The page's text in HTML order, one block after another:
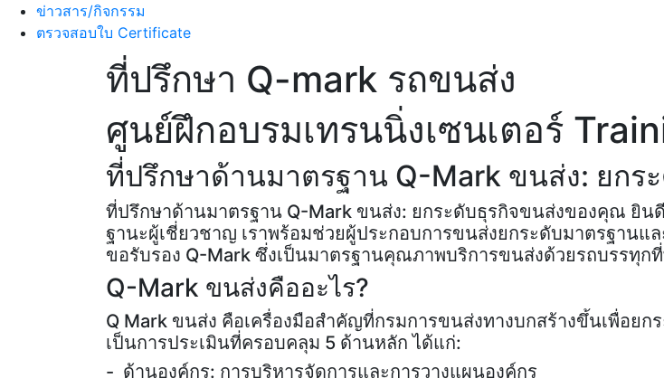
ข่าวสาร/กิจกรรม
ตรวจสอบใบ Certificate
ที่ปรึกษา Q-mark รถขนส่ง
ศูนย์ฝึกอบรมเทรนนิ่งเซนเตอร์
ที่ปรึกษาด้านมาตรฐาน Q-Mark ขนส่ง: ยก
ที่ปรึกษาด้านมาตรฐาน Q-Mark ขนส่ง: ยกระดับธุรกิจขนส่งของคุณ ยิ
ฐานะผู้เชี่ยวชาญ เราพร้อมช่วยผู้ประกอบการขนส่งยกระดับมาตรฐานแ
ขอรับรอง Q-Mark ซึ่งเป็นมาตรฐานคุณภาพบริการขนส่งด้วยรถบรรทุ
Q-Mark ขนส่งคืออะไร?
Q Mark ขนส่ง คือเครื่องมือสำคัญที่กรมการขนส่งทางบกสร้างขึ้นเพื่อย
เป็นการประเมินที่ครอบคลุม 5 ด้านหลัก ได้แก่:
- ด้านองค์กร: การบริหารจัดการและการวางแผนองค์กร